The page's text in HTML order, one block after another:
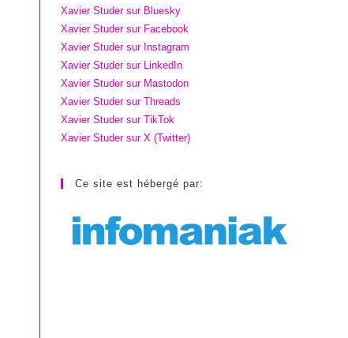
Xavier Studer sur Bluesky
Xavier Studer sur Facebook
Xavier Studer sur Instagram
Xavier Studer sur LinkedIn
Xavier Studer sur Mastodon
Xavier Studer sur Threads
Xavier Studer sur TikTok
Xavier Studer sur X (Twitter)
Ce site est hébergé par: